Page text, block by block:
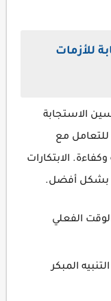
للأزمات
الاستجابة
للتعامل مع
الابتكارات
بشكل أفضل.
الفعلي
المبكر